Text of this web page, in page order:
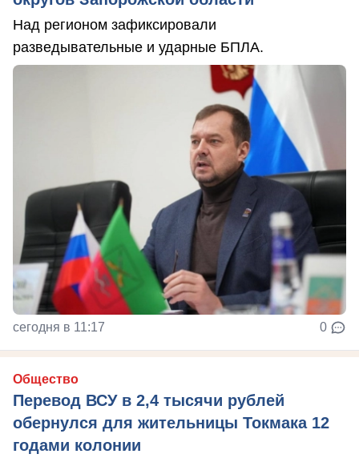
Над регионом зафиксировали
разведывательные и ударные БПЛА.
сегодня в 11:17 0
Общество
Перевод ВСУ в 2,4 тысячи рублей
обернулся для жительницы Токмака 12
годами колонии